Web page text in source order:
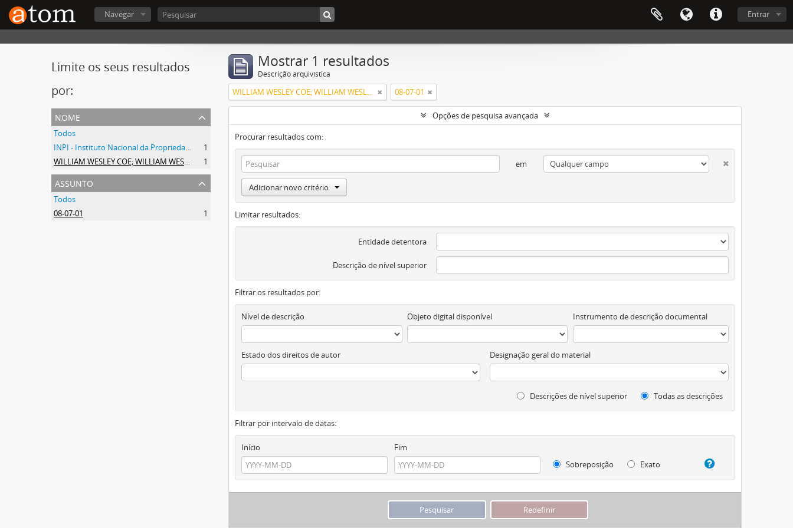
Entrar
Navegar
Limite os seus resultados
por:
nome
Todos
INPI - Instituto Nacional da Propriedade Industrial
1
WILLIAM WESLEY COE; WILLIAM WESLEY COE JUNIOR
1
assunto
Todos
08-07-01
1
Mostrar 1 resultados
Descrição arquivística
WILLIAM WESLEY COE; WILLIAM WESLEY COE JUNIOR 08-07-01
Opções de pesquisa avançada
Procurar resultados com:
em
Adicionar novo critério
Limitar resultados:
Entidade detentora
Descrição de nível superior
Filtrar os resultados por:
Nível de descrição Objeto digital disponível Instrumento de descrição documental
Estado dos direitos de autor Designação geral do material
Descrições de nível superior Todas as descrições
Filtrar por intervalo de datas:
Início
Fim
Sobreposição
Exato